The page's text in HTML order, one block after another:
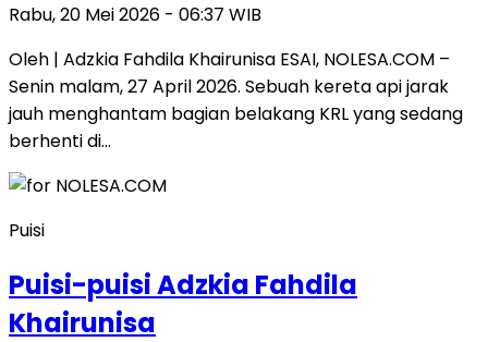
Rabu, 20 Mei 2026 - 06:37 WIB
Oleh | Adzkia Fahdila Khairunisa ESAI, NOLESA.COM –
Senin malam, 27 April 2026. Sebuah kereta api jarak
jauh menghantam bagian belakang KRL yang sedang
berhenti di…
Puisi
Puisi-puisi Adzkia Fahdila
Khairunisa